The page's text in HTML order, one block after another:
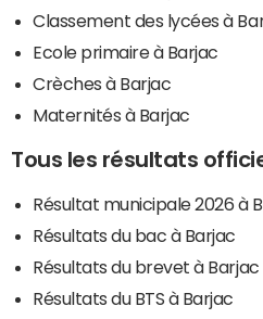
Classement des lycées à
Ecole primaire à Barjac
Crèches à Barjac
Maternités à Barjac
Tous les résultats
Résultat municipale 2026 à
Résultats du bac à Barjac
Résultats du brevet à Barjac
Résultats du BTS à Barjac